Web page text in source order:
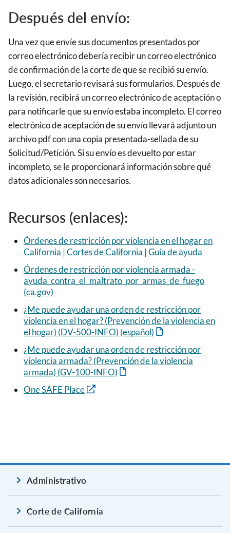
Después del envío:
Una vez que envíe sus documentos presentados por
correo electrónico debería recibir un correo electrónico
de confirmación de la corte de que se recibió su envío.
Luego, el secretario revisará sus formularios. Después de
la revisión, recibirá un correo electrónico de aceptación o
para notificarle que su envío estaba incompleto. El correo
electrónico de aceptación de su envío llevará adjunto un
archivo pdf con una copia presentada-sellada de su
Solicitud/Petición. Si su envío es devuelto por estar
incompleto, se le proporcionará información sobre qué
datos adicionales son necesarios.
Recursos (enlaces):
Órdenes de restricción por violencia en el hogar en
California | Cortes de California | Guía de ayuda
Órdenes de restricción por violencia armada -
ayuda_contra_el_maltrato_por_armas_de_fuego
(ca.gov)
¿Me puede ayudar una orden de restricción por
violencia en el hogar? (Prevención de la violencia en
el hogar) (DV-500-INFO) (español)
¿Me puede ayudar una orden de restricción por
violencia armada? (Prevención de la violencia
armada) (GV-100-INFO)
One SAFE Place
Administrativo
Corte de California